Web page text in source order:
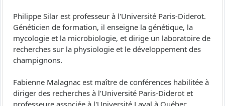
Philippe Silar est professeur à l'Université Paris-Diderot.
Généticien de formation, il enseigne la génétique, la
mycologie et la microbiologie, et dirige un laboratoire de
recherches sur la physiologie et le développement des
champignons.
Fabienne Malagnac est maître de conférences habilitée à
diriger des recherches à l'Université Paris-Diderot et